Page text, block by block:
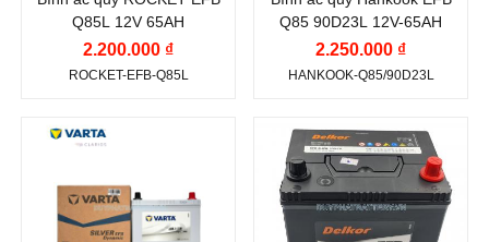
Công nghệ:EFB
(Enhanced Flooded
L
chuẩn
Q85L 12V 65AH
2.200.000 ₫
ROCKET-EFB-Q85L
Dòng khởi động
CCA (A):
(Enhanced Flooded
Battery)
Vị trí cọc:
Cọc nghịch
Q85 90D23L 12V-65AH
2.250.000 ₫
HANKOOK-Q85/90D23L
Thương hiệu ắc
VARTA
Điện thế (V):12 V
Thương hiệu ắc
quy:
DELKOR
Điện thế (V):
12 V